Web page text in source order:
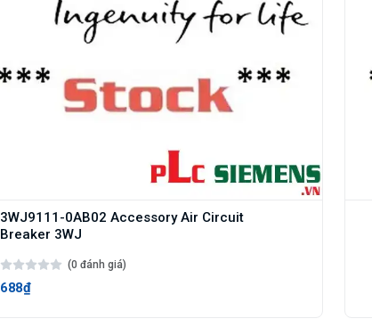
3WJ9111-0AB02 Accessory Air Circuit
Breaker 3WJ
(0 đánh giá)
688₫